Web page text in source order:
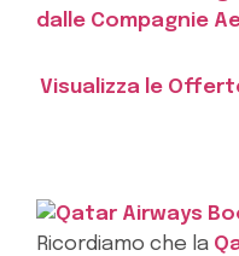
dalle Compagnie
Visualizza le Offerte
Ricordiamo che la